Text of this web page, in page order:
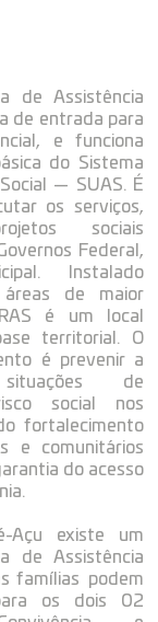
de Assistência
de entrada para
e funciona
do Sistema
— SUAS. É
os serviços,
sociais
Federal,
Instalado
áreas de maior
é um local
territorial. O
é prevenir a
de
social nos
fortalecimento
e comunitários
do acesso
Açu existe um
de Assistência
famílias podem
os dois 02